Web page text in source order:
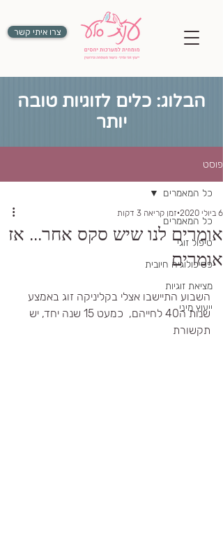
צרו איתי קשר
הבלוג: כלים לזוגיות טובה
יותר
פוסט
כל המאמרים
טיפול זוגי
פסיכולוגיה חיובית
מציאת זוגיות
ייעוץ מיני
כל המאמרים
אומרים לנו שיש סקס אחר... אז
אומרים
6 ביולי 2020 זמן קריאה 3 דקות
השבוע התיישבו אצלי בקליניקה זוג באמצע
שנות ה40 לחייהם,  כמעט 15 שנה יחד, יש
תקשורת